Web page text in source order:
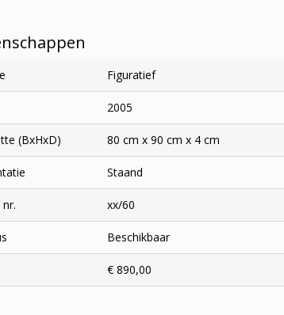
Figuratief
2005
(BxHxD) 80 cm x 90 cm x 4 cm
Staand
nr. xx/60
Beschikbaar
€ 890,00